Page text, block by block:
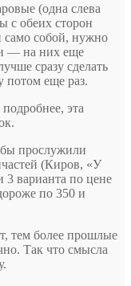
(одна слева
с обеих сторон
само собой, нужно
— на них еще
сразу сделать
потом еще раз.
эта
прослужили
(Киров, «У
варианта по цене
по 350 и
тем более прошлые
Так что смысла